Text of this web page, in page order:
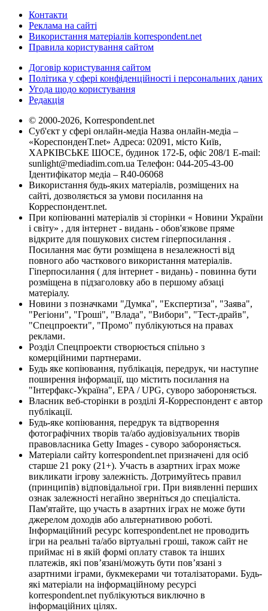
Контакти
Реклама на сайті
Використання матеріалів korrespondent.net
Правила користування сайтом
Договір користування сайтом
Політика у сфері конфіденційності і персональних даних
Угода щодо користування
Редакція
© 2000-2026, Korrespondent.net
Суб'єкт у сфері онлайн-медіа Назва онлайн-медіа –
«КореспонденТ.net» Адреса: 02091, місто Київ,
ХАРКІВСЬКЕ ШОСЕ, будинок 172-Б, офіс 208/1 E-mail:
sunlight@mediadim.com.ua Телефон: 044-205-43-00
Ідентифікатор медіа – R40-06068
Використання будь-яких матеріалів, розміщених на
сайті, дозволяється за умови посилання на
Корреспондент.net.
При копіюванні матеріалів зі сторінки « Новини України
і світу» , для інтернет - видань - обов'язкове пряме
відкрите для пошукових систем гіперпосилання .
Посилання має бути розміщена в незалежності від
повного або часткового використання матеріалів.
Гіперпосилання ( для інтернет - видань) - повинна бути
розміщена в підзаголовку або в першому абзаці
матеріалу.
Новини з позначками "Думка", "Експертиза", "Заява",
"Регіони", "Гроші", "Влада", "Вибори", "Тест-драйв",
"Спецпроекти", "Промо" публікуються на правах
реклами.
Розділ Спецпроекти створюється спільно з
комерційними партнерами.
Будь яке копіювання, публікація, передрук, чи наступне
поширення інформації, що містить посилання на
"Інтерфакс-Україна", EPA / UPG, суворо забороняється.
Власник веб-сторінки в розділі Я-Корреспондент є автор
публікації.
Будь-яке копіювання, передрук та відтворення
фотографічних творів та/або аудіовізуальних творів
правовласника Getty Images - суворо забороняється.
Матеріали сайту korrespondent.net призначені для осіб
старше 21 року (21+). Участь в азартних іграх може
викликати ігрову залежність. Дотримуйтесь правил
(принципів) відповідальної гри. При виявленні перших
ознак залежності негайно зверніться до спеціаліста.
Пам'ятайте, що участь в азартних іграх не може бути
джерелом доходів або альтернативою роботі.
Інформаційний ресурс korrespondent.net не проводить
ігри на реальні та/або віртуальні гроші, також сайт не
приймає ні в якій формі оплату ставок та інших
платежів, які пов’язані/можуть бути пов’язані з
азартними іграми, букмекерами чи тоталізаторами. Будь-
які матеріали на інформаційному ресурсі
korrespondent.net публікуються виключно в
інформаційних цілях.